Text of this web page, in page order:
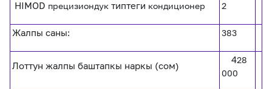
HIMOD прецизиондук типтеги кондиционер 2
Жалпы саны: 383
Лоттун жалпы баштапкы наркы (сом)
428
000